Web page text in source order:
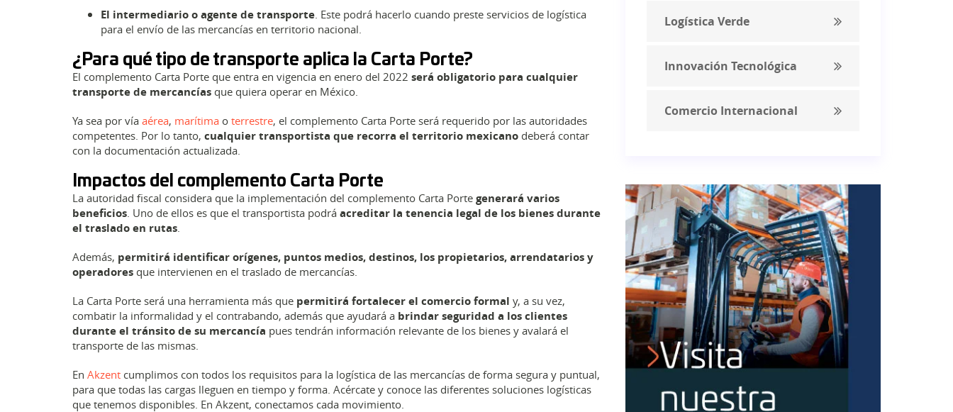
El intermediario o agente de transporte . Este podrá hacerlo cuando preste servicios de logística
para el envío de las mercancías en territorio nacional.
¿Para qué tipo de transporte aplica la Carta Porte?
El complemento Carta Porte que entra en vigencia en enero del 2022 será obligatorio para cualquier
transporte de mercancías que quiera operar en México.
Ya sea por vía aérea, marítima o terrestre, el complemento Carta Porte será requerido por las autoridades
competentes. Por lo tanto, cualquier transportista que recorra el territorio mexicano deberá contar
con la documentación actualizada.
Impactos del complemento Carta Porte
La autoridad fiscal considera que la implementación del complemento Carta Porte generará varios
beneficios . Uno de ellos es que el transportista podrá acreditar la tenencia legal de los bienes durante
el traslado en rutas
Además, permitirá identificar orígenes, puntos medios, destinos, los propietarios, arrendatarios y
operadores que intervienen en el traslado de mercancías.
La Carta Porte será una herramienta más que permitirá fortalecer el comercio formal y, a su vez,
combatir la informalidad y el contrabando, además que ayudará a brindar seguridad a los clientes
durante el tránsito de su mercancía pues tendrán información relevante de los bienes y avalará el
transporte de las mismas.
En Akzent cumplimos con todos los requisitos para la logística de las mercancías de forma segura y puntual,
para que todas las cargas lleguen en tiempo y forma. Acércate y conoce las diferentes soluciones logísticas
que tenemos disponibles. En Akzent, conectamos cada movimiento.
Logística Verde
Innovación Tecnológica
Comercio Internacional